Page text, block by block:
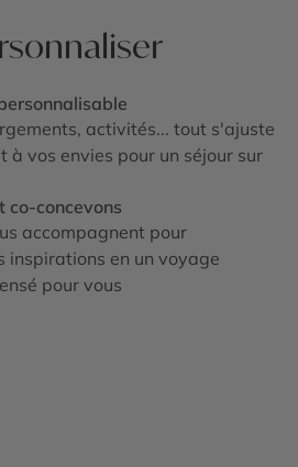
activités... tout s'ajuste
à vos envies pour un séjour sur
co-concevons
accompagnent pour
inspirations en un voyage
pour vous